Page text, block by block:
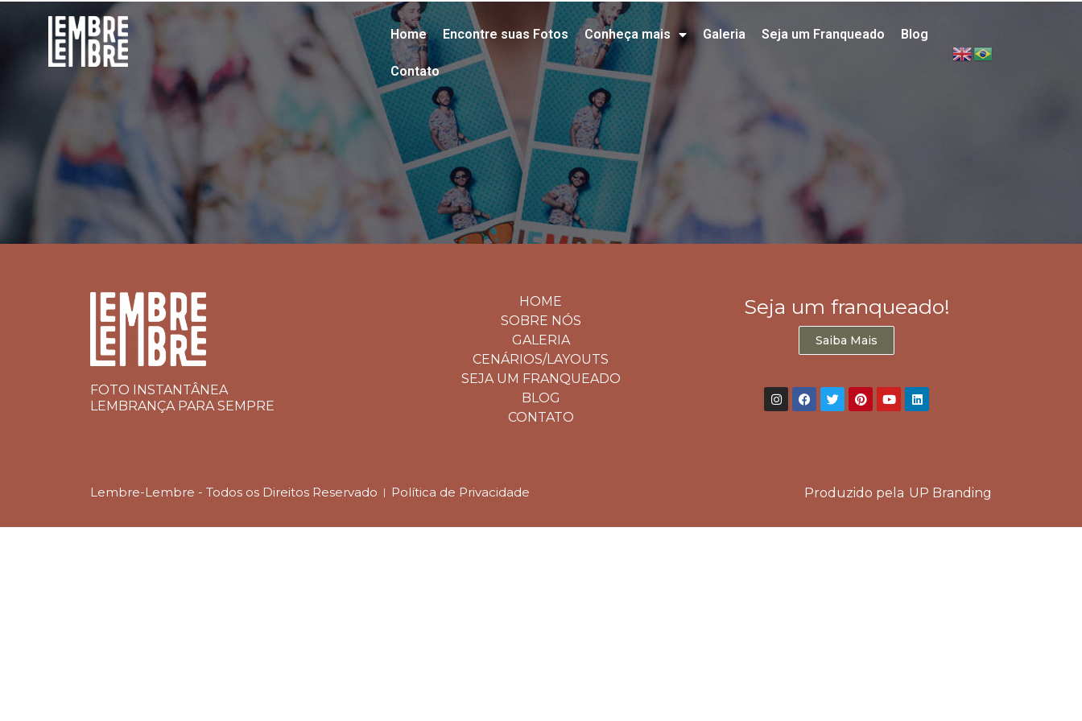
Home Encontre suas Fotos Conheça mais Galeria Seja um Franqueado Blog
Contato
FOTO INSTANTÂNEA
LEMBRANÇA PARA SEMPRE
HOME
SOBRE NÓS
GALERIA
CENÁRIOS/LAYOUTS
SEJA UM FRANQUEADO
BLOG
CONTATO
Seja um franqueado!
Saiba Mais
Lembre-Lembre - Todos os Direitos Reservado Política de Privacidade Produzido pela UP Branding